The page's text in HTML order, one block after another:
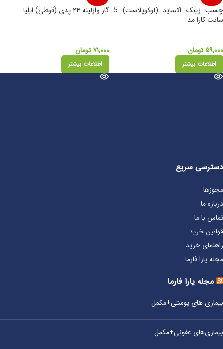
چسب زینک اکساید (لوکوپلاست) 5
سانت کارا مد
۵۹,۰۰۰تومان
اطلاعات بیشتر
گاز وازلینه ۲۴ پدی (قوطی) ایلیا
۷۱,۰۰۰ تومان
اطلاعات بیشتر
دسترسی سریع
مجوزها
درباره ما
تماس با ما
قوانین خرید
راهنمای خرید
مجله یارا فارما
مجله یارا فارما
بیماری‌ های پوستی+مکمل
بیماری‌های عفونی+مکمل